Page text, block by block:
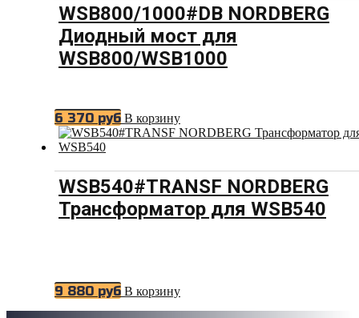
WSB800/1000#DB NORDBERG
Диодный мост для
WSB800/WSB1000
6 370 руб В корзину
WSB540#TRANSF NORDBERG
Трансформатор для WSB540
9 880 руб В корзину